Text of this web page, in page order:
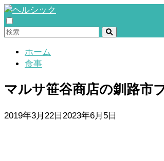
ホーム
食事
マルサ笹谷商店の釧路市
2019年3月22日 2023年6月5日